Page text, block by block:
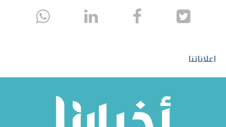
انشر انشر انشر
اعلاناتنا